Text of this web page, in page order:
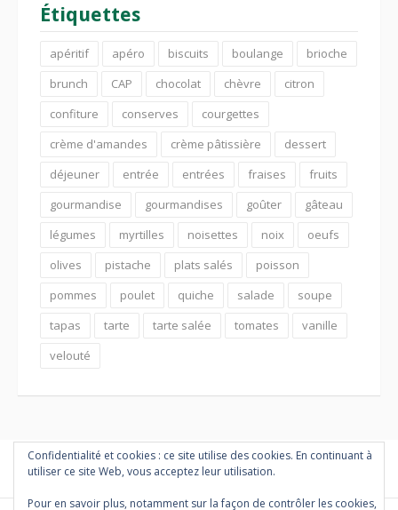
Étiquettes
apéritif apéro biscuits boulange
brioche
brunch
CAP chocolat chèvre
citron
confiture
conserves
courgettes
crème d'amandes
crème pâtissière
dessert
déjeuner
entrée entrées fraises
fruits
gourmandise
gourmandises goûter
gâteau
légumes
myrtilles noisettes noix
oeufs
olives
pistache plats salés
poisson
pommes
poulet quiche salade
soupe
tapas
tarte tarte salée tomates
vanille
velouté
Confidentialité et cookies : ce site utilise des cookies. En continuant à
utiliser ce site Web, vous acceptez leur utilisation.
Pour en savoir plus, notamment sur la façon de contrôler les cookies,